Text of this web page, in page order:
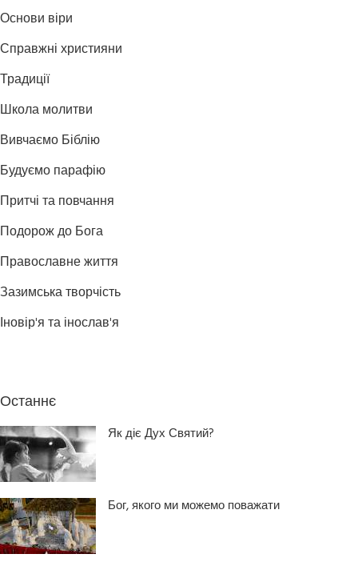
Основи віри
Справжні християни
Традиції
Школа молитви
Вивчаємо Біблію
Будуємо парафію
Притчі та повчання
Подорож до Бога
Православне життя
Зазимська творчість
Іновір'я та інослав'я
Останнє
Як діє Дух Святий?
Бог, якого ми можемо поважати